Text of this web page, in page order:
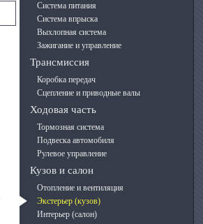
Система питания
Система впрыска
Выхлопная система
Зажигание и управление
Трансмиссия
Коробка передач
Сцепление и приводные валы
Ходовая часть
Тормозная система
Подвеска автомобиля
Рулевое управление
Кузов и салон
Отопление и вентиляция
Экстерьер (кузов)
Интерьер (салон)